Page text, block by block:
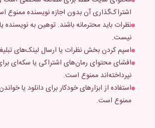
اشتراک‌گذاری آن بدون اجازه نویسنده ممنوع
نظرات باید محترمانه باشند. توهین به نویسنده
نیست.
اسپم کردن بخش نظرات یا ارسال لینک‌های
افشای محتوای رمان‌های اشتراکی یا سکه‌ای
نپرداخته‌اند ممنوع است.
استفاده از ابزارهای خودکار برای دانلود یا
ممنوع است.